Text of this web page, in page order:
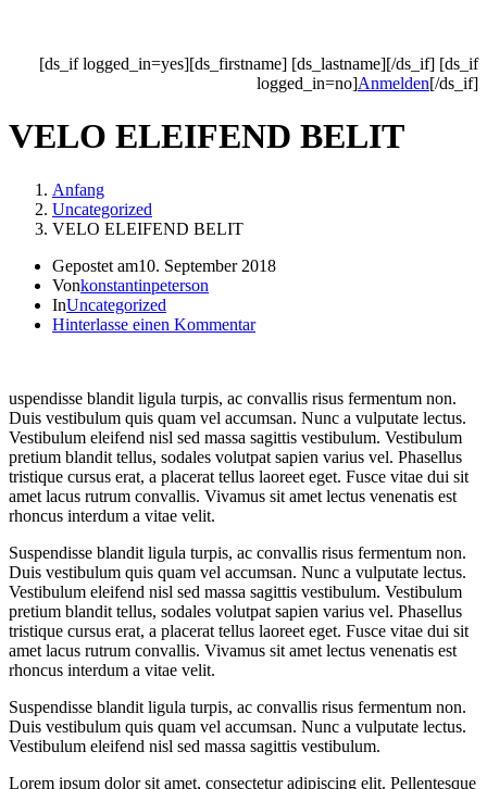
[ds_if logged_in=yes][ds_firstname] [ds_lastname][/ds_if] [ds_if
logged_in=no]Anmelden[/ds_if]
VELO ELEIFEND BELIT
Anfang
Uncategorized
VELO ELEIFEND BELIT
Gepostet am10. September 2018
Vonkonstantinpeterson
InUncategorized
Hinterlasse einen Kommentar
uspendisse blandit ligula turpis, ac convallis risus fermentum non.
Duis vestibulum quis quam vel accumsan. Nunc a vulputate lectus.
Vestibulum eleifend nisl sed massa sagittis vestibulum. Vestibulum
pretium blandit tellus, sodales volutpat sapien varius vel. Phasellus
tristique cursus erat, a placerat tellus laoreet eget. Fusce vitae dui sit
amet lacus rutrum convallis. Vivamus sit amet lectus venenatis est
rhoncus interdum a vitae velit.
Suspendisse blandit ligula turpis, ac convallis risus fermentum non.
Duis vestibulum quis quam vel accumsan. Nunc a vulputate lectus.
Vestibulum eleifend nisl sed massa sagittis vestibulum. Vestibulum
pretium blandit tellus, sodales volutpat sapien varius vel. Phasellus
tristique cursus erat, a placerat tellus laoreet eget. Fusce vitae dui sit
amet lacus rutrum convallis. Vivamus sit amet lectus venenatis est
rhoncus interdum a vitae velit.
Suspendisse blandit ligula turpis, ac convallis risus fermentum non.
Duis vestibulum quis quam vel accumsan. Nunc a vulputate lectus.
Vestibulum eleifend nisl sed massa sagittis vestibulum.
Lorem ipsum dolor sit amet, consectetur adipiscing elit. Pellentesque